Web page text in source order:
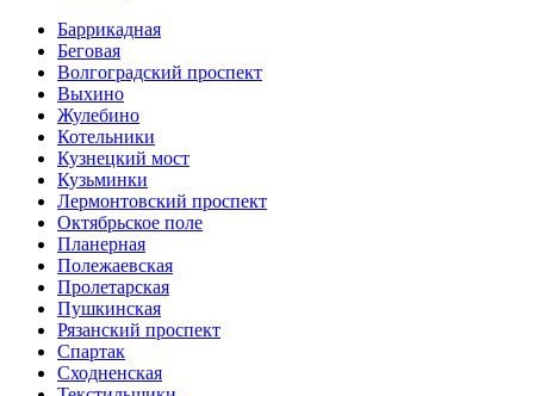
Баррикадная
Беговая
Волгоградский проспект
Выхино
Жулебино
Котельники
Кузнецкий мост
Кузьминки
Лермонтовский проспект
Октябрьское поле
Планерная
Полежаевская
Пролетарская
Пушкинская
Рязанский проспект
Спартак
Сходненская